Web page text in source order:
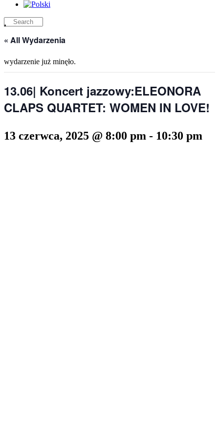
« All Wydarzenia
wydarzenie już minęło.
13.06| Koncert jazzowy:ELEONORA
CLAPS QUARTET: WOMEN IN LOVE!
13 czerwca, 2025 @ 8:00 pm - 10:30 pm